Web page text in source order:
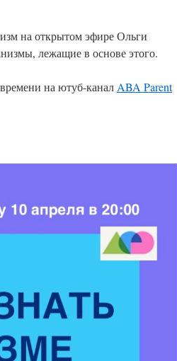
на открытом эфире Ольги
лежащие в основе этого.
на ютуб-каналABA Parent